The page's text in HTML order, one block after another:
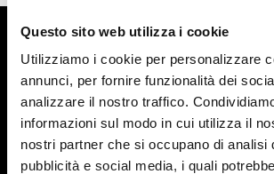
Questo sito web utilizza i cookie
Utilizziamo i cookie per personalizzare
annunci, per fornire funzionalità dei
analizzare il nostro traffico.
informazioni sul modo in cui utilizza il
nostri partner che si occupano di analisi
pubblicità e social media, i quali
Fact-checking e
politica dal